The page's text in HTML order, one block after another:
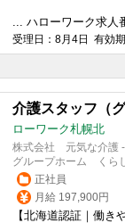
... ハローワーク求人
受理日：8月4日 有効
介護スタッフ（
ローワーク札幌北
株式会社 元気な介護 -
グループホーム くら
正社員
月給 197,900円
【北海道認証｜働き